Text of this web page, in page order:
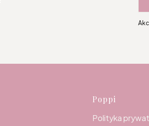
Linki
Poppi
Polityka